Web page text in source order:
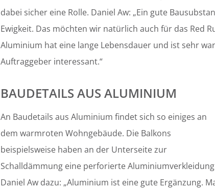
dabei sicher eine Rolle. Daniel Aw: „Ein gute
Ewigkeit. Das möchten wir natürlich auch für das Red
Aluminium hat eine lange Lebensdauer und ist sehr
Auftraggeber interessant.“
BAUDETAILS AUS ALUMINIUM
An Baudetails aus Aluminium findet sich so einiges an
dem warmroten Wohngebäude. Die Balkons
beispielsweise haben an der Unterseite zur
Schalldämmung eine perforierte
Daniel Aw dazu: „Aluminium ist eine gute Ergänzung.